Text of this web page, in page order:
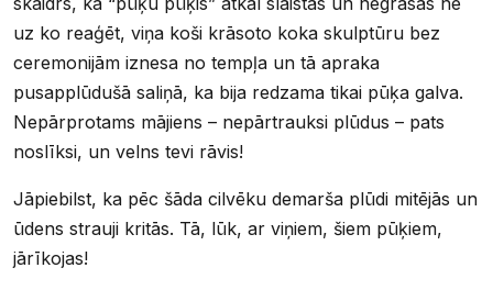
uz ko reaģēt, viņa koši krāsoto koka skulptūru bez
ceremonijām iznesa no tempļa un tā apraka
pusapplūdušā saliņā, ka bija redzama tikai pūķa galva.
Nepārprotams mājiens – nepārtrauksi plūdus – pats
noslīksi, un velns tevi rāvis!
Jāpiebilst, ka pēc šāda cilvēku demarša plūdi mitējās un
ūdens strauji kritās. Tā, lūk, ar viņiem, šiem pūķiem,
jārīkojas!